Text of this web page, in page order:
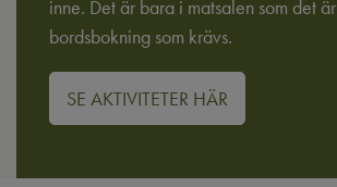
inne. Det är bara i matsalen som det är
bordsbokning som krävs.
SE AKTIVITETER HÄR